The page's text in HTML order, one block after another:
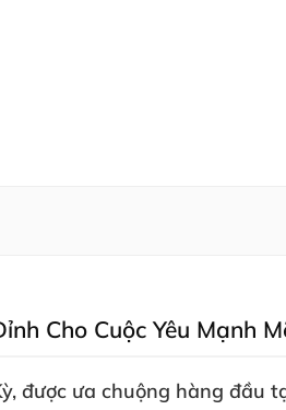
Cho Cuộc Yêu Mạnh
, được ưa chuộng hàng đầu